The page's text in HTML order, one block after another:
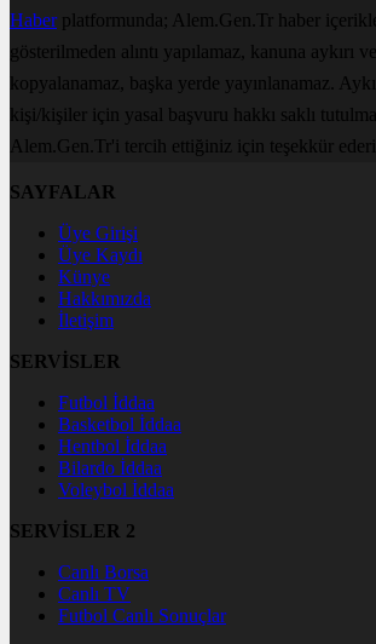
Haberplatformunda; Alem.Gen.Tr haber
gösterilmeden alıntı yapılamaz, kanuna aykırı
kopyalanamaz, başka yerde yayınlanamaz.
kişi/kişiler için yasal başvuru hakkı saklı
Alem.Gen.Tr'i tercih ettiğiniz için teşekkür
SAYFALAR
Üye Girişi
Üye Kaydı
Künye
Hakkımızda
İletişim
SERVİSLER
Futbol İddaa
Basketbol İddaa
Hentbol İddaa
Bilardo İddaa
Voleybol İddaa
SERVİSLER 2
Canlı Borsa
Canlı TV
Futbol Canlı Sonuçlar